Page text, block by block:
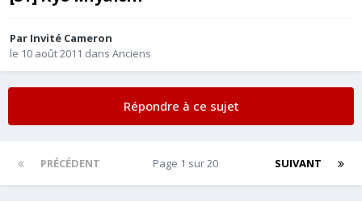
Par Invité Cameron
le 10 août 2011 dans Anciens
Répondre à ce sujet
PRÉCÉDENT SUIVANT
Page 1 sur 20